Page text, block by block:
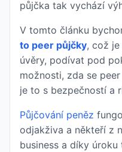
půjčka tak vychází
V tomto článku
to peer půjčky, což
úvěry, podívat pod
možnosti, zda se
je to s bezpečností a
Půjčování peněz
odjakživa a někteří z
business a díky